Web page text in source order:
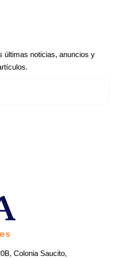
últimas noticias, anuncios y
Colonia Saucito,